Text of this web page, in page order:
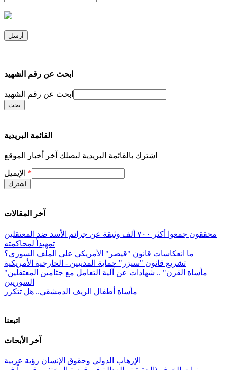
ابحث عن رقم الشهيد
ابحث عن رقم الشهيد
القائمة البريدية
اشترك بالقائمة البريدية ليصلك آخر أخبار الموقع
*
آخر المقالات
محققون جمعوا أكثر ٧٠٠ ألف وثيقة عن جرائم الأسد ضد المعتقلين
تمهيداً لمحاكمته
ما انعكاسات قانون "قيصر" الأمريكي على الملف السوري؟
تشريع قانون "سيزر" حماية المدنيين - الخارجية الأمريكية
"مأساة القرن" .. شهادات عن آلية التعامل مع جثامين المعتقلين
السوريين
مأساة أطفال الريف الدمشقي.. هل تتكرر
اتبعنا
آخر الأبحاث
الإرهاب الدولي وحقوق الإنسان رؤية عربية